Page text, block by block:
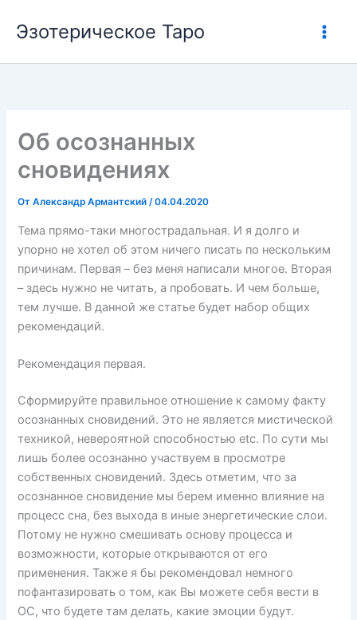
содержимому
Эзотерическое Таро
Об осознанных
сновидениях
ОтАлександр Армантский/04.04.2020
Тема прямо-таки многострадальная. И я долго и
упорно не хотел об этом ничего писать по нескольким
причинам. Первая – без меня написали многое. Вторая
– здесь нужно не читать, а пробовать. И чем больше,
тем лучше. В данной же статье будет набор общих
рекомендаций.
Рекомендация первая.
Сформируйте правильное отношение к самому факту
осознанных сновидений. Это не является мистической
техникой, невероятной способностью etc. По сути мы
лишь более осознанно участвуем в просмотре
собственных сновидений. Здесь отметим, что за
осознанное сновидение мы берем именно влияние на
процесс сна, без выхода в иные энергетические слои.
Потому не нужно смешивать основу процесса и
возможности, которые открываются от его
применения. Также я бы рекомендовал немного
пофантазировать о том, как Вы можете себя вести в
ОС, что будете там делать, какие эмоции будут.